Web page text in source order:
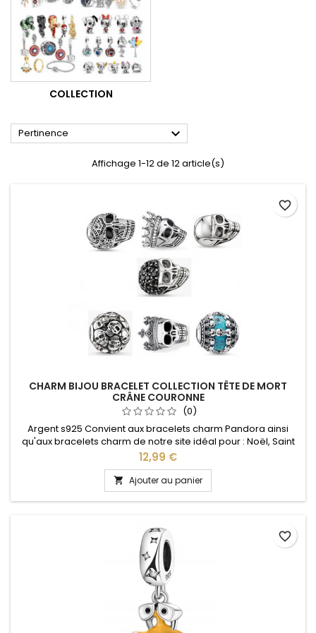
COLLECTION
Pertinence 
Affichage 1-12 de 12 article(s)
CHARM BIJOU BRACELET COLLECTION TÊTE DE MORT
CRÂNE COURONNE
(0)
Argent s925 Convient aux bracelets charm Pandora ainsi
qu'aux bracelets charm de notre site idéal pour : Noël, Saint
Valentin, anniversaire, anniversaire de mariage
Prix
12,99 €
 Ajouter au panier
favorite_border
favorite_border